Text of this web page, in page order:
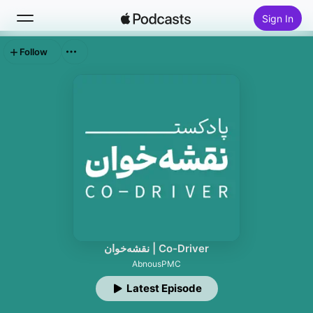
Sign In
Top Charts
نقشه‌خوان | Co-Driver
AbnousPMC
Latest Episode
Follow